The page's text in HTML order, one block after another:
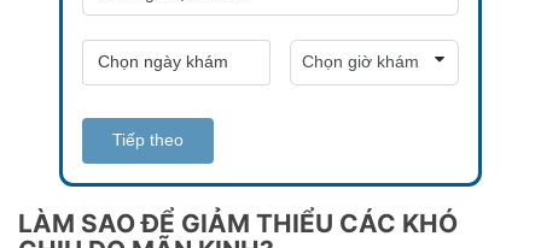
Tiếp theo
LÀM SAO ĐỂ GIẢM THIỂU CÁC KHÓ